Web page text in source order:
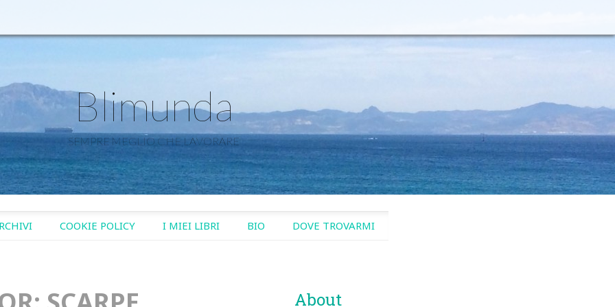
Blimunda
SEMPRE MEGLIO CHE LAVORARE
COOKIE POLICY I MIEI LIBRI BIO DOVE TROVARMI
About